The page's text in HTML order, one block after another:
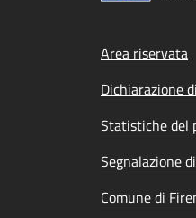
Area riservata
Dichiarazione
Statistiche del
Segnalazione
Comune di